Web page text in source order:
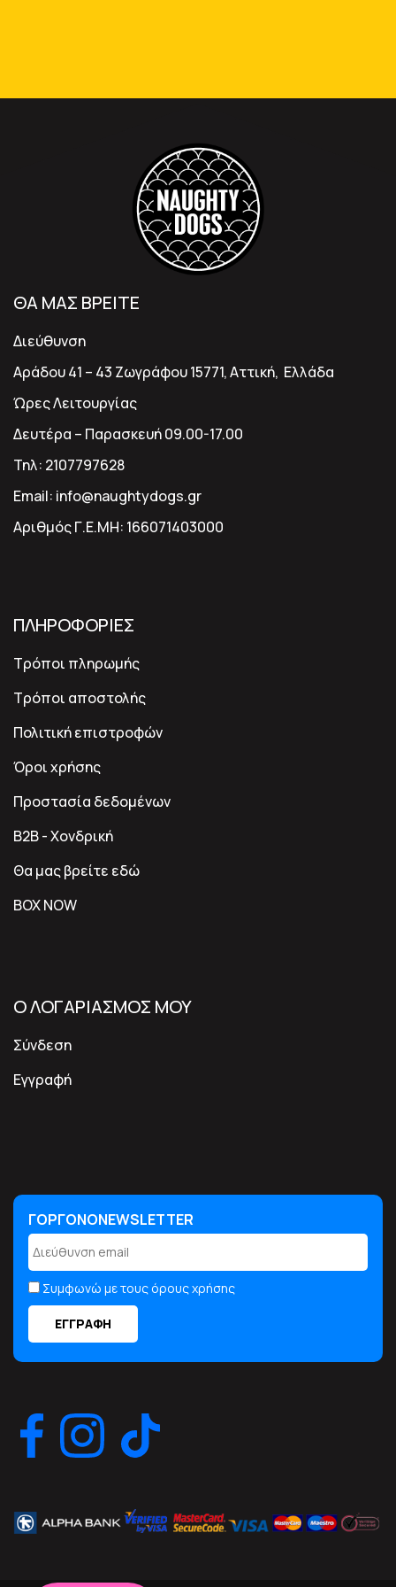
ΘΑ ΜΑΣ ΒΡΕΙΤΕ
Διεύθυνση
Αράδου 41 – 43 Ζωγράφου 15771, Αττική, Ελλάδα
Ώρες Λειτουργίας
Δευτέρα – Παρασκευή 09.00-17.00
Τηλ: 2107797628
Email: info@naughtydogs.gr
Αριθμός Γ.Ε.ΜΗ: 166071403000
ΠΛΗΡΟΦΟΡΙΕΣ
Τρόποι πληρωμής
Τρόποι αποστολής
Πολιτική επιστροφών
Όροι χρήσης
Προστασία δεδομένων
B2B - Χονδρική
Θα μας βρείτε εδώ
BOX NOW
Ο ΛΟΓΑΡΙΑΣΜΟΣ ΜΟΥ
Σύνδεση
Εγγραφή
ΓΟΡΓΟΝΟNEWSLETTER
Συμφωνώ με τους όρους χρήσης